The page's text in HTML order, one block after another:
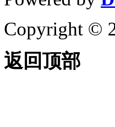
Copyright ©
返回顶部